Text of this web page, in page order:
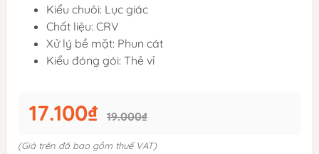
Kiểu chuôi: Lục giác
Chất liệu: CRV
Xử lý bề mặt: Phun cát
Kiểu đóng gói: Thẻ vỉ
17.100₫ 19.000₫
(Giá trên đã bao gồm thuế VAT)